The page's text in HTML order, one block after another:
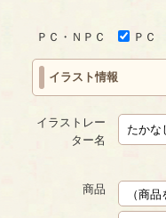
ＰＣ・ＮＰＣ ＰＣ
イラスト情報
イラストレー
ター名
商品